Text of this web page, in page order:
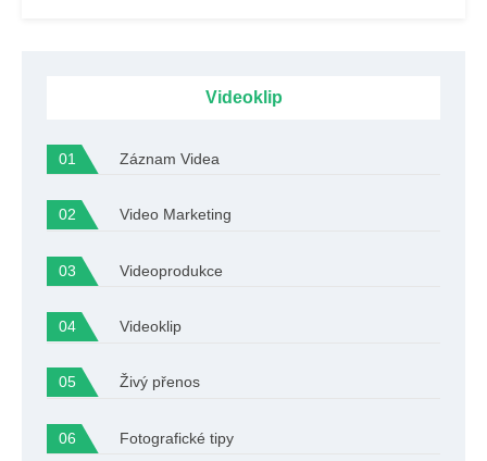
Videoklip
Záznam Videa
Video Marketing
Videoprodukce
Videoklip
Živý přenos
Fotografické tipy